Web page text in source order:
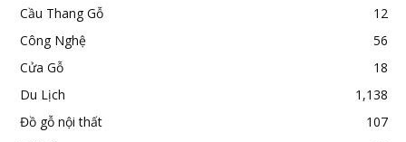
Cầu Thang Gỗ
12
Công Nghệ
56
Cửa Gỗ
18
Du Lịch
1,138
Đồ gỗ nội thất
107